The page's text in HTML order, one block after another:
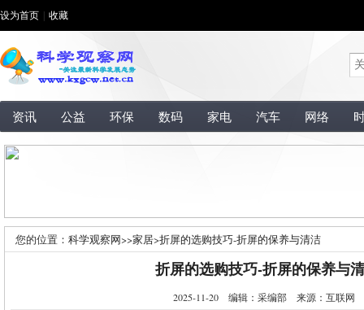
设为首页 收藏
资讯 公益 环保 数码 家电 汽车 网络
您的位置： 科学观察网>>家居>折屏的选购技巧-折屏的保养与清洁
折屏的选购技巧-折屏的保养与
2025-11-20 编辑：采编部 来源：互联网